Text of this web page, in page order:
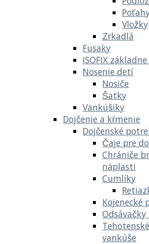
Vložky
Zrkadlá
Fusaky
ISOFIX
Nosenie detí
Nosiče
Šatky
Vankúšiky
Dojčenie a kŕmenie
Dojčenské
Čaje pre
Chrániče
náplasti
Cumlíky
Kojenecké
vankúše